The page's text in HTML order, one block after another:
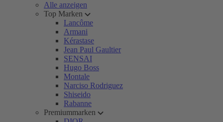
Alle anzeigen
Top Marken
Lancôme
Armani
Kérastase
Jean Paul Gaultier
SENSAI
Hugo Boss
Montale
Narciso Rodriguez
Shiseido
Rabanne
Premiummarken